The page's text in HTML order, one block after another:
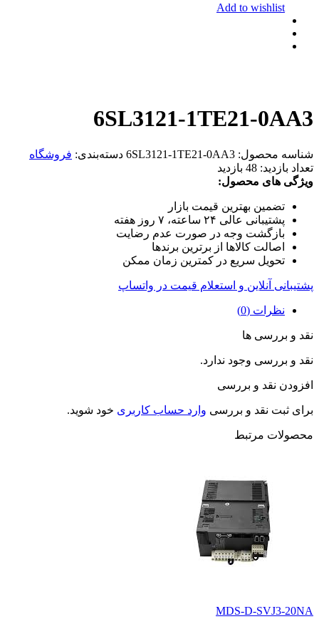
Add to wishlist
6SL3121-1TE21-0AA3
شناسه محصول: 6SL3121-1TE21-0AA3 دسته‌بندی: فروشگاه
تعداد بازدید: 48 بازدید
ویژگی های محصول:
تضمین بهترین قیمت بازار
پشتیبانی عالی ۲۴ ساعته، ۷ روز هفته
بازگشت وجه در صورت عدم رضایت
اصالت کالاها از برترین برندها
تحویل سریع در کمترین زمان ممکن
پشتیبانی آنلاین و استعلام قیمت در واتساپ
نظرات (0)
نقد و بررسی ها
نقد و بررسی وجود ندارد.
افزودن نقد و بررسی
برای ثبت نقد و بررسی وارد حساب کاربری خود شوید.
محصولات مرتبط
MDS-D-SVJ3-20NA